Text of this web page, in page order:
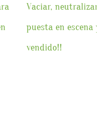
¿Qué gastos te puedes
desgravar de una
vivienda de alquiler?